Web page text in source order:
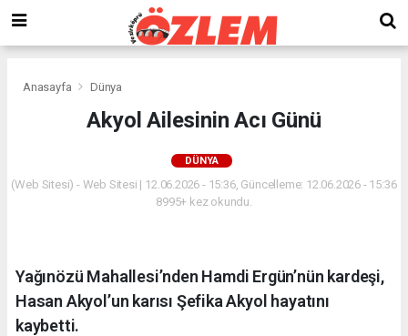
Anasayfa Dünya
Akyol Ailesinin Acı Günü
DÜNYA
(Web Sitesi) - Web Sitesi | 12.06.2026 - 15:36, Güncelleme: 12.06.2026 - 15:36
8995+ kez okundu.
Yağınözü Mahallesi’nden Hamdi Ergün’nün kardeşi,
Hasan Akyol’un karısı Şefika Akyol hayatını
kaybetti.